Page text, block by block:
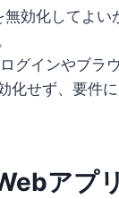
無効化してよい
グインやブラ
化せず、要件
アプ